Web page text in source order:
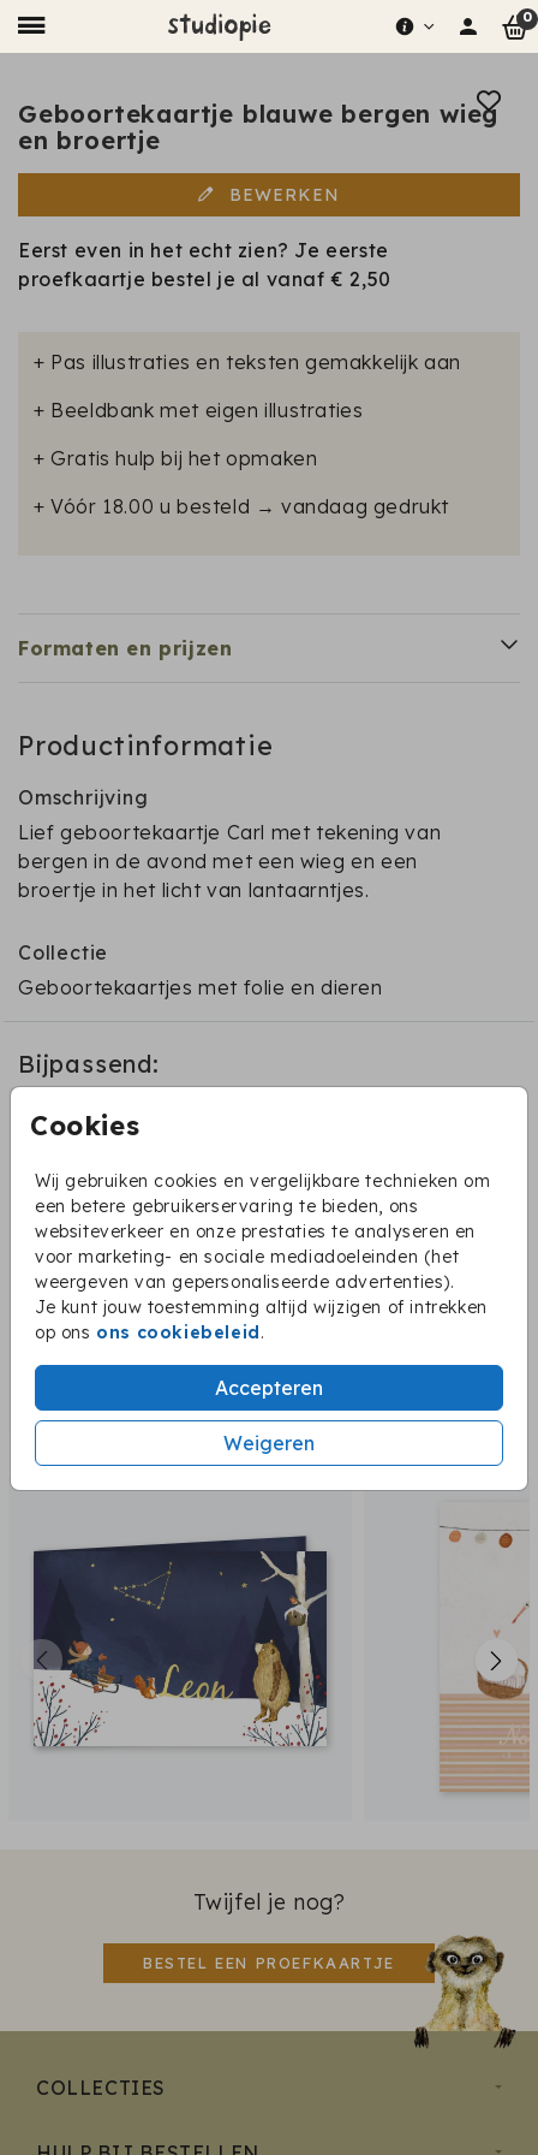
0
Cookies
Wij gebruiken cookies en vergelijkbare technieken om
een betere gebruikerservaring te bieden, ons
websiteverkeer en onze prestaties te analyseren en
voor marketing- en sociale mediadoeleinden (het
weergeven van gepersonaliseerde advertenties).
Je kunt jouw toestemming altijd wijzigen of intrekken
op ons ons cookiebeleid.
Accepteren
Weigeren
Geboortekaartje blauwe bergen wieg
en broertje
BEWERKEN
Eerst even in het echt zien? Je eerste
proefkaartje bestel je al vanaf€ 2,50
+ Pas illustraties en teksten gemakkelijk aan
+ Beeldbank met eigen illustraties
+ Gratis hulp bij het opmaken
+ Vóór 18.00 u besteld → vandaag gedrukt
Formaten en prijzen
Productinformatie
Omschrijving
Lief geboortekaartje Carl met tekening van
bergen in de avond met een wieg en een
broertje in het licht van lantaarntjes.
Collectie
Geboortekaartjes met folie en dieren
Bijpassend:
Dit vind je misschien ook leuk:
Twijfel je nog?
BESTEL EEN PROEFKAARTJE
COLLECTIES